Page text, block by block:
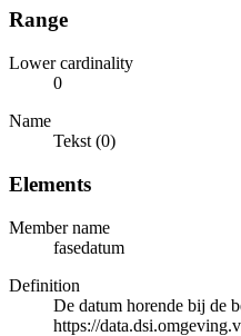
Range
Lower cardinality
0
Name
Tekst (0)
Elements
Member name
fasedatum
Definition
De datum horende bij de
https://